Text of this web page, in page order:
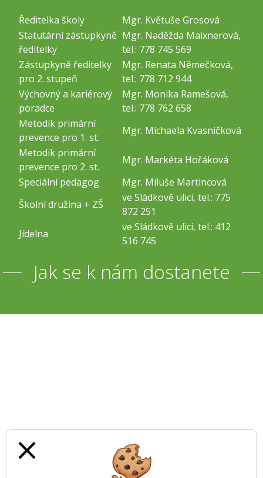
Ředitelka školy
Mgr. Květuše Grosová
Statutární zástupkyně
ředitelky
Mgr. Naděžda Maixnerová,
tel.: 778 745 569
Zástupkyně ředitelky
pro 2. stupeň
Mgr. Renata Němečková,
tel.: 778 712 944
Výchovný a kariérový
poradce
Mgr. Monika Ramešová,
tel.: 778 762 658
Metodik primární
prevence pro 1. st.
Mgr. Michaela Kvasničková
Metodik primární
prevence pro 2. st.
Mgr. Markéta Hořáková
Speciální pedagog
Mgr. Miluše Martincová
Školní družina + ZŠ
ve Sládkově ulici, tel.: 775
872 251
Jídelna
ve Sládkově ulici, tel.: 412
516 745
Jak se k nám dostanete
close